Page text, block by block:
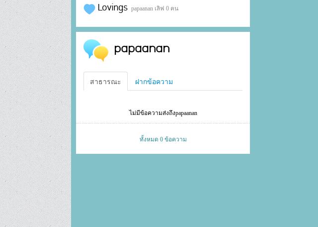
Lovings papaanan เลิฟ 0 คน
papaanan
สาธารณะ ฝากข้อความ
ไม่มีข้อความส่งถึงpapaanan
ทั้งหมด 0 ข้อความ